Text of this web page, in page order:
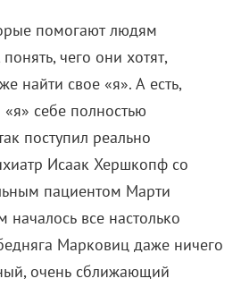
помогают людям
чего они хотят,
найти свое «я». А есть,
«я» себе полностью
поступил реально
Исаак Хершкопф со
пациентом Марти
началось все настолько
Марковиц даже ничего
очень сближающий